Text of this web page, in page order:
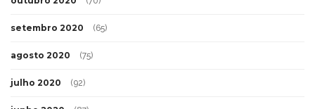
setembro 2020 (65)
agosto 2020 (75)
julho 2020 (92)